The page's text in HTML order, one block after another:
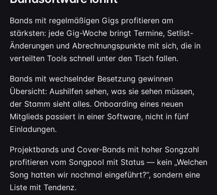
Bands mit regelmäßigen Gigs profitieren am
stärksten: jede Gig-Woche bringt Termine, Setlist-
Änderungen und Abrechnungspunkte mit sich, die in
verteilten Tools schnell unter den Tisch fallen.
Bands mit wechselnder Besetzung gewinnen
Übersicht: Aushilfen sehen, was sie sehen müssen,
der Stamm sieht alles. Onboarding eines neuen
Mitglieds passiert in einer Software, nicht in fünf
Einladungen.
Projektbands und Cover-Bands mit hoher Songzahl
profitieren vom Songpool mit Status — kein „Welchen
Song hatten wir nochmal eingeführt?“, sondern eine
Liste mit Tendenz.